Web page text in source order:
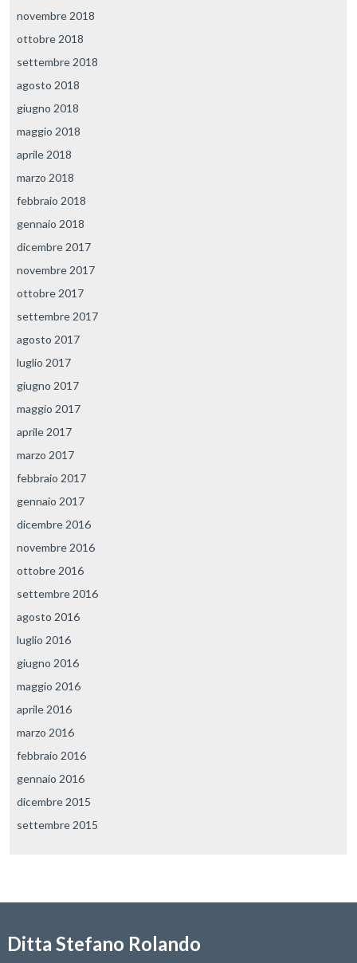
novembre 2018
ottobre 2018
settembre 2018
agosto 2018
giugno 2018
maggio 2018
aprile 2018
marzo 2018
febbraio 2018
gennaio 2018
dicembre 2017
novembre 2017
ottobre 2017
settembre 2017
agosto 2017
luglio 2017
giugno 2017
maggio 2017
aprile 2017
marzo 2017
febbraio 2017
gennaio 2017
dicembre 2016
novembre 2016
ottobre 2016
settembre 2016
agosto 2016
luglio 2016
giugno 2016
maggio 2016
aprile 2016
marzo 2016
febbraio 2016
gennaio 2016
dicembre 2015
settembre 2015
Ditta Stefano Rolando